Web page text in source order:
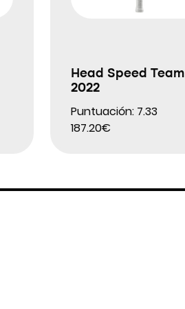
Head Speed Team
2022
Puntuación: 7.33
187.20€